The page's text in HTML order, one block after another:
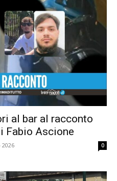
al bar al racconto
Fabio Ascione
2026 0